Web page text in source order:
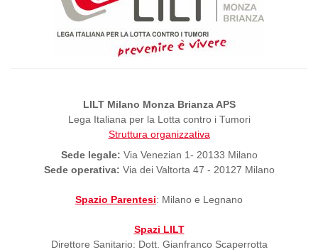
LILT Milano Monza Brianza APS
Lega Italiana per la Lotta contro i Tumori
Struttura organizzativa
Sede legale: Via Venezian 1- 20133 Milano
Sede operativa: Via dei Valtorta 47 - 20127 Milano
Spazio Parentesi: Milano e Legnano
Spazi LILT
Direttore Sanitario: Dott. Gianfranco Scaperrotta